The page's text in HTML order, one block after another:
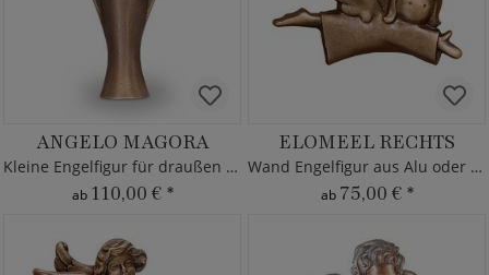
ANGELO MAGORA
Kleine Engelfigur für draußen - Bronze
ab 110,00 € *
ELOMEEL RECHTS
Wand Engelfigur aus Alu oder Bronze
ab 75,00 € *